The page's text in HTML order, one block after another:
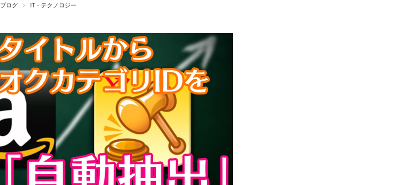
ブログ IT・テクノロジー